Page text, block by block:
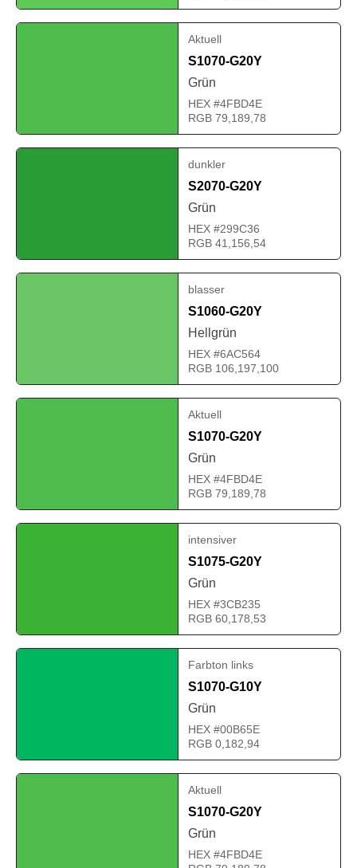
Aktuell
S1070-G20Y
Grün
HEX #4FBD4E
RGB 79,189,78
dunkler
S2070-G20Y
Grün
HEX #299C36
RGB 41,156,54
blasser
S1060-G20Y
Hellgrün
HEX #6AC564
RGB 106,197,100
Aktuell
S1070-G20Y
Grün
HEX #4FBD4E
RGB 79,189,78
intensiver
S1075-G20Y
Grün
HEX #3CB235
RGB 60,178,53
Farbton links
S1070-G10Y
Grün
HEX #00B65E
RGB 0,182,94
Aktuell
S1070-G20Y
Grün
HEX #4FBD4E